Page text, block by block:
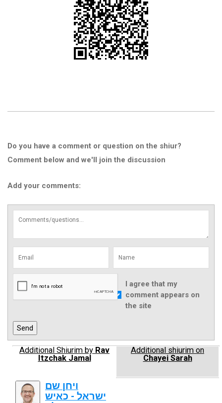
Do you have a comment or question on the shiur?
Comment below and we'll join the discussion
Add your comments:
I agree that my
comment appears on
the site
Additional Shiurim by Rav
Itzchak Jamal
Additional shiurim on
Chayei Sarah
ויחן שם
ישראל - כאיש